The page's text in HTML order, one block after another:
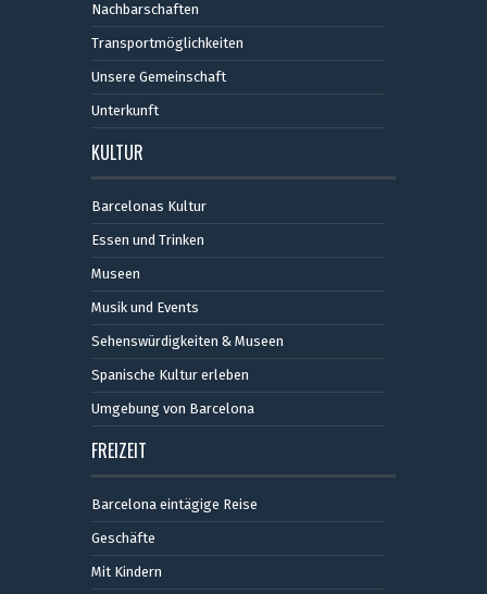
Nachbarschaften
Transportmöglichkeiten
Unsere Gemeinschaft
Unterkunft
KULTUR
Barcelonas Kultur
Essen und Trinken
Museen
Musik und Events
Sehenswürdigkeiten & Museen
Spanische Kultur erleben
Umgebung von Barcelona
FREIZEIT
Barcelona eintägige Reise
Geschäfte
Mit Kindern